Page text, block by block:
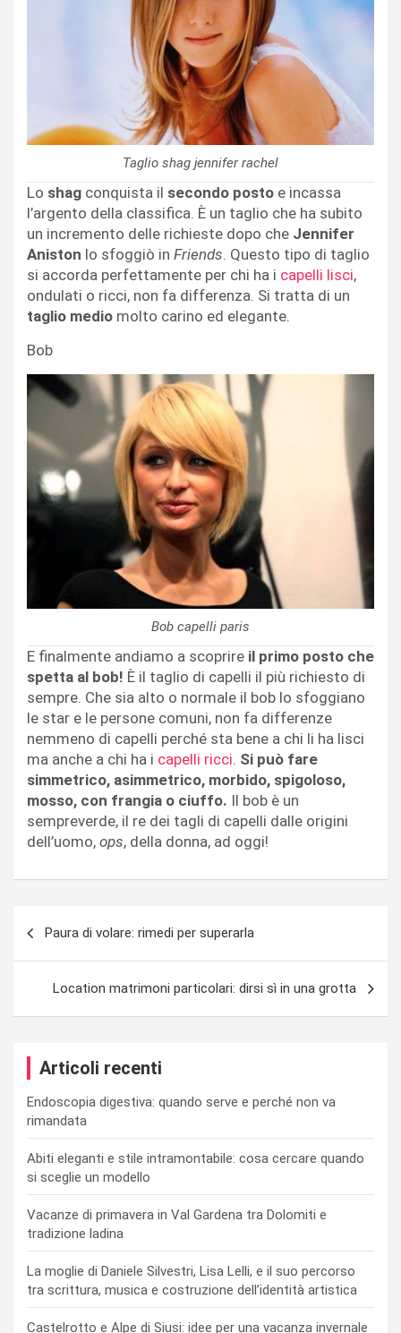
Taglio shag jennifer rachel
Lo shag conquista il secondo posto e incassa
l’argento della classifica. È un taglio che ha subito
un incremento delle richieste dopo che Jennifer
Aniston lo sfoggiò in Friends. Questo tipo di taglio
si accorda perfettamente per chi ha i capelli lisci,
ondulati o ricci, non fa differenza. Si tratta di un
taglio medio molto carino ed elegante.
Bob
Bob capelli paris
E finalmente andiamo a scoprire il primo posto che
spetta al bob! È il taglio di capelli il più richiesto di
sempre. Che sia alto o normale il bob lo sfoggiano
le star e le persone comuni, non fa differenze
nemmeno di capelli perché sta bene a chi li ha lisci
ma anche a chi ha i capelli ricci. Si può fare
simmetrico, asimmetrico, morbido, spigoloso,
mosso, con frangia o ciuffo. Il bob è un
sempreverde, il re dei tagli di capelli dalle origini
dell’uomo, ops, della donna, ad oggi!
Paura di volare: rimedi per superarla
Location matrimoni particolari: dirsi sì in una grotta
Articoli recenti
Endoscopia digestiva: quando serve e perché non va
rimandata
Abiti eleganti e stile intramontabile: cosa cercare quando
si sceglie un modello
Vacanze di primavera in Val Gardena tra Dolomiti e
tradizione ladina
La moglie di Daniele Silvestri, Lisa Lelli, e il suo percorso
tra scrittura, musica e costruzione dell’identità artistica
Castelrotto e Alpe di Siusi: idee per una vacanza invernale